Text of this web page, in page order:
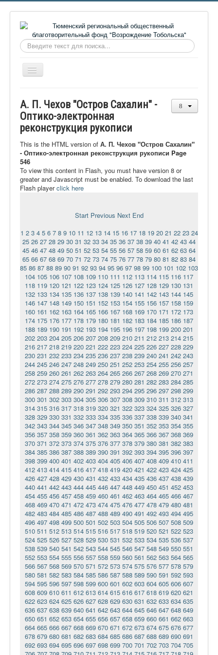
Искать...
Включить/
выключить
О фонде
Онлайн библиотека
Видеоматериалы
Контакты
Сайт проекта Достоевский
Ермаковополе.рф
А. П. Чехов "Остров Сахалин" -
Оптико-электронная
реконструкция рукописи
This is the HTML version of А. П. Чехов "Остров Сахалин"
- Оптико-электронная реконструкция рукописи Page
546
To view this content in Flash, you must have version 8 or
greater and Javascript must be enabled. To download the last
Flash playerclick here
Start Previous Next End
1 2 3 4 5 6 7 8 9 10 11 12 13 14 15 16 17 18 19 20 21 22 23 24
25 26 27 28 29 30 31 32 33 34 35 36 37 38 39 40 41 42 43 44
45 46 47 48 49 50 51 52 53 54 55 56 57 58 59 60 61 62 63 64
65 66 67 68 69 70 71 72 73 74 75 76 77 78 79 80 81 82 83 84
85 86 87 88 89 90 91 92 93 94 95 96 97 98 99 100 101 102 103
104 105 106 107 108 109 110 111 112 113 114 115 116 117
118 119 120 121 122 123 124 125 126 127 128 129 130 131
132 133 134 135 136 137 138 139 140 141 142 143 144 145
146 147 148 149 150 151 152 153 154 155 156 157 158 159
160 161 162 163 164 165 166 167 168 169 170 171 172 173
174 175 176 177 178 179 180 181 182 183 184 185 186 187
188 189 190 191 192 193 194 195 196 197 198 199 200 201
202 203 204 205 206 207 208 209 210 211 212 213 214 215
216 217 218 219 220 221 222 223 224 225 226 227 228 229
230 231 232 233 234 235 236 237 238 239 240 241 242 243
244 245 246 247 248 249 250 251 252 253 254 255 256 257
258 259 260 261 262 263 264 265 266 267 268 269 270 271
272 273 274 275 276 277 278 279 280 281 282 283 284 285
286 287 288 289 290 291 292 293 294 295 296 297 298 299
300 301 302 303 304 305 306 307 308 309 310 311 312 313
314 315 316 317 318 319 320 321 322 323 324 325 326 327
328 329 330 331 332 333 334 335 336 337 338 339 340 341
342 343 344 345 346 347 348 349 350 351 352 353 354 355
356 357 358 359 360 361 362 363 364 365 366 367 368 369
370 371 372 373 374 375 376 377 378 379 380 381 382 383
384 385 386 387 388 389 390 391 392 393 394 395 396 397
398 399 400 401 402 403 404 405 406 407 408 409 410 411
412 413 414 415 416 417 418 419 420 421 422 423 424 425
426 427 428 429 430 431 432 433 434 435 436 437 438 439
440 441 442 443 444 445 446 447 448 449 450 451 452 453
454 455 456 457 458 459 460 461 462 463 464 465 466 467
468 469 470 471 472 473 474 475 476 477 478 479 480 481
482 483 484 485 486 487 488 489 490 491 492 493 494 495
496 497 498 499 500 501 502 503 504 505 506 507 508 509
510 511 512 513 514 515 516 517 518 519 520 521 522 523
524 525 526 527 528 529 530 531 532 533 534 535 536 537
538 539 540 541 542 543 544 545 546 547 548 549 550 551
552 553 554 555 556 557 558 559 560 561 562 563 564 565
566 567 568 569 570 571 572 573 574 575 576 577 578 579
580 581 582 583 584 585 586 587 588 589 590 591 592 593
594 595 596 597 598 599 600 601 602 603 604 605 606 607
608 609 610 611 612 613 614 615 616 617 618 619 620 621
622 623 624 625 626 627 628 629 630 631 632 633 634 635
636 637 638 639 640 641 642 643 644 645 646 647 648 649
650 651 652 653 654 655 656 657 658 659 660 661 662 663
664 665 666 667 668 669 670 671 672 673 674 675 676 677
678 679 680 681 682 683 684 685 686 687 688 689 690 691
692 693 694 695 696 697 698 699 700 701 702 703 704 705